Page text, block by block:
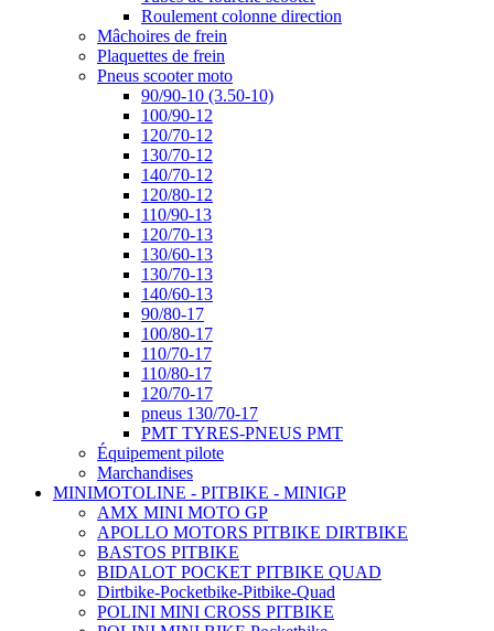
Roulement colonne direction
Mâchoires de frein
Plaquettes de frein
Pneus scooter moto
90/90-10 (3.50-10)
100/90-12
120/70-12
130/70-12
140/70-12
120/80-12
110/90-13
120/70-13
130/60-13
130/70-13
140/60-13
90/80-17
100/80-17
110/70-17
110/80-17
120/70-17
pneus 130/70-17
PMT TYRES-PNEUS PMT
Équipement pilote
Marchandises
MINIMOTOLINE - PITBIKE - MINIGP
AMX MINI MOTO GP
APOLLO MOTORS PITBIKE DIRTBIKE
BASTOS PITBIKE
BIDALOT POCKET PITBIKE QUAD
Dirtbike-Pocketbike-Pitbike-Quad
POLINI MINI CROSS PITBIKE